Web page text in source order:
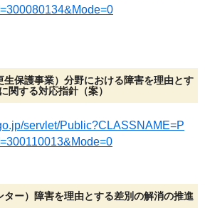
生保護事業）分野における障害を理由とす
関する対応指針（案）
servlet/Public?CLASSNAME=P
ター）障害を理由とする差別の解消の推進